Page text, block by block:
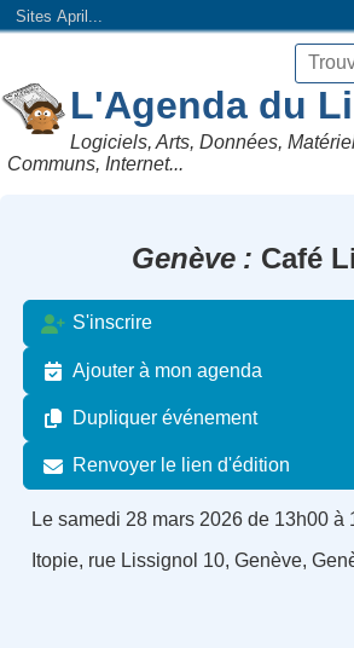
Sites April...
L'Agenda du
Logiciels, Arts, Données,
Communs, Internet...
Genève Café
S'inscrire
Ajouter à mon agenda
Dupliquer événement
Renvoyer le lien d'édition
Le samedi 28 mars 2026 de 13h00 à
Itopie, rue Lissignol 10, Genève,